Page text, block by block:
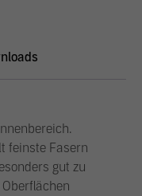
feinste Fasern
gut zu